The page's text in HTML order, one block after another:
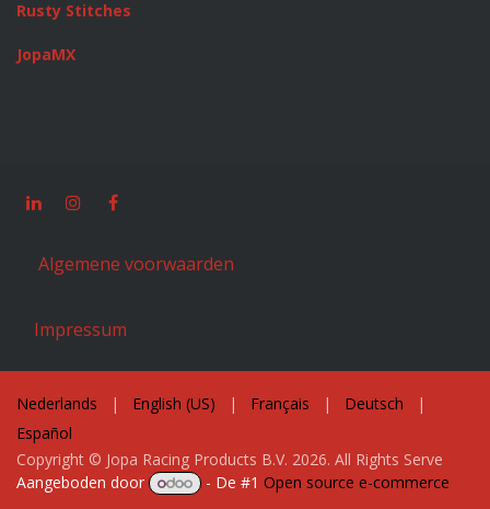
Rusty Stitches
JopaMX
Algemene voorwaarden
Impressum
Copyright © Jopa Racing Products B.V. 2026. All Rights Serve
Nederlands | English (US) | Français | Deutsch
|
Español
Aangeboden door - De #1Open source e-commerce